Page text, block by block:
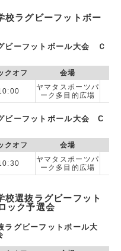
校ラグビーフットボー
ビーフットボール大会 Ｃ
クオフ 会場
ヤマタスポーツパ
ーク多目的広場
ビーフットボール大会 C
クオフ 会場
ヤマタスポーツパ
ーク多目的広場
校選抜ラグビーフット
ック予選会
ラグビーフットボール大